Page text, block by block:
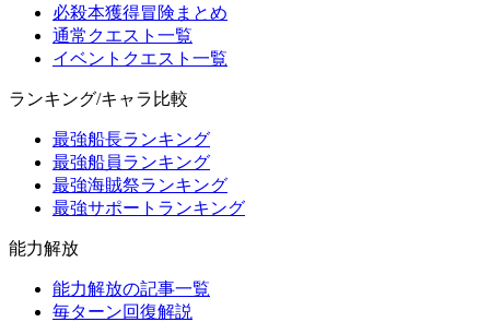
必殺本獲得冒険まとめ
通常クエスト一覧
イベントクエスト一覧
ランキング/キャラ比較
最強船長ランキング
最強船員ランキング
最強海賊祭ランキング
最強サポートランキング
能力解放
能力解放の記事一覧
毎ターン回復解説